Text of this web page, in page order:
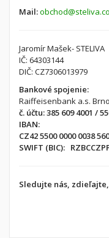
Mail:
Jaromír Mašek- STELIVA
IČ: 64303144
DIČ: CZ7306013979
Bankové spojenie:
Raiffeisenbank a.s. Brno
č. účtu: 385 609 4001 /
IBAN:
CZ42 5500 0000 0038
SWIFT (BIC):
Sledujte nás,